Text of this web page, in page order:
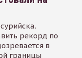
рекорд по
в
границы